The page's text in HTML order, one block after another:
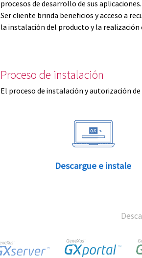
procesos de desarrollo de sus aplicaciones.
Ser cliente brinda beneficios y acceso a
la instalación del producto y la
Proceso de instalación
El proceso de instalación y autorización
Descargue e instale